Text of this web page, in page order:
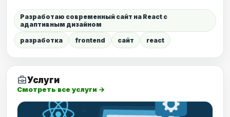
Разработаю современный сайт на React с
адаптивным дизайном
разработка frontend сайт react
business_centerУслуги
Смотреть все услуги →